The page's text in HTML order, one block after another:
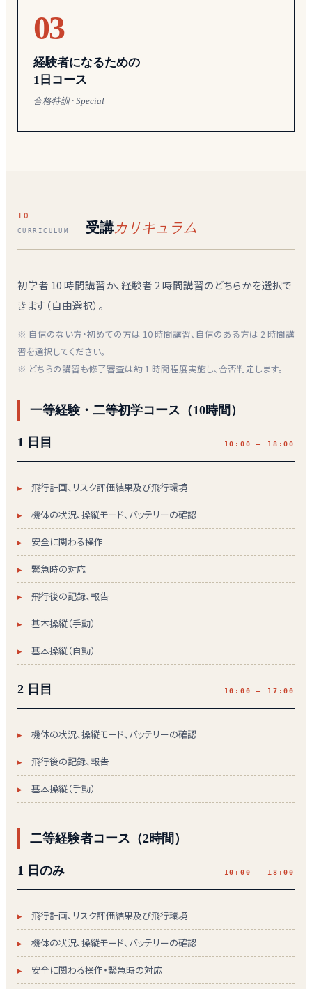
03
経験者になるための
1日コース
合格特訓 · Special
10
CURRICULUM 受講カリキュラム
初学者 10 時間講習か、経験者 2 時間講習のどちらかを選択で
きます（自由選択）。
※ 自信のない方・初めての方は 10 時間講習、自信のある方は 2 時間講
習を選択してください。
※ どちらの講習も修了審査は約 1 時間程度実施し、合否判定します。
一等経験・二等初学コース（10時間）
1 日目 10:00 — 18:00
飛行計画、リスク評価結果及び飛行環境
機体の状況、操縦モード、バッテリーの確認
安全に関わる操作
緊急時の対応
飛行後の記録、報告
基本操縦（手動）
基本操縦（自動）
2 日目 10:00 — 17:00
機体の状況、操縦モード、バッテリーの確認
飛行後の記録、報告
基本操縦（手動）
二等経験者コース（2時間）
1 日のみ 10:00 — 18:00
飛行計画、リスク評価結果及び飛行環境
機体の状況、操縦モード、バッテリーの確認
安全に関わる操作・緊急時の対応